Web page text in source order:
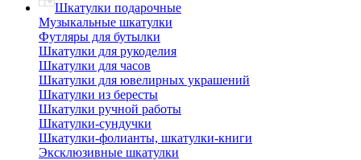
Шкатулки подарочные
Музыкальные шкатулки
Футляры для бутылки
Шкатулки для рукоделия
Шкатулки для часов
Шкатулки для ювелирных украшений
Шкатулки из бересты
Шкатулки ручной работы
Шкатулки-сундучки
Шкатулки-фолианты, шкатулки-книги
Эксклюзивные шкатулки